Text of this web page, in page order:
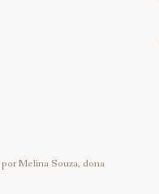
Melina Souza, dona